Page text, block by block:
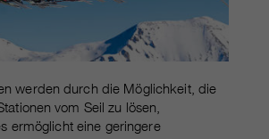
werden durch die Möglichkeit, die
vom Seil zu lösen,
ermöglicht eine geringere